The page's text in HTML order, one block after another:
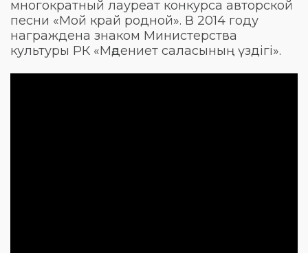
многократный лауреат конкурса авторской
песни «Мой край родной». В 2014 году
награждена знаком Министерства
культуры РК «Мәдениет саласының үздігі».